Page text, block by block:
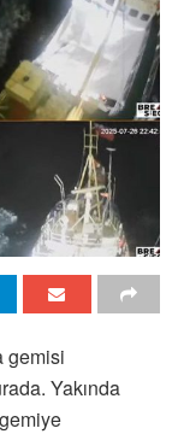
gemisi
Yakında